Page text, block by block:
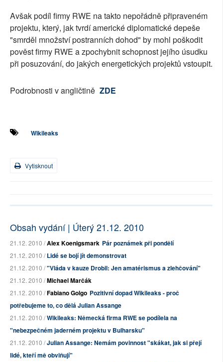
Avšak podíl firmy RWE na takto nepořádně připraveném
projektu, který, jak tvrdí americké diplomatické depeše
"smrděl množství postranních dohod" by mohl poškodit
pověst firmy RWE a zpochybnit schopnost jejího úsudku
při posuzování, do jakých energetických projektů vstoupit.
Podrobnosti v angličtině ZDE
Wikileaks
Vytisknout
Obsah vydání | Úterý 21.12. 2010
21.12. 2010 /Alex Koenigsmark Pár poznámek při pondělí
21.12. 2010 /Lidé se bojí jít demonstrovat
21.12. 2010 /"Vláda v kauze Drobil: Jen amatérismus a zlehčování"
21.12. 2010 /Michael Marčák
21.12. 2010 /Fabiano Golgo Pozitivní dopad Wikileaks - proč
potřebujeme to, co dělá Julian Assange
21.12. 2010 /Wikileaks: Německá firma RWE se podílela na
"nebezpečném jaderném projektu v Bulharsku"
21.12. 2010 /Julian Assange: Nemám povinnost "skákat, jak si přejí
lidé, kteří mě obviňují"